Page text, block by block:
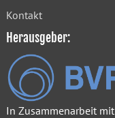
Kontakt
Herausgeber:
In Zusammenarbeit